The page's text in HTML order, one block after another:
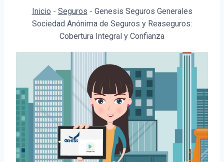
Inicio - Seguros - Genesis Seguros Generales
Sociedad Anónima de Seguros y Reaseguros:
Cobertura Integral y Confianza